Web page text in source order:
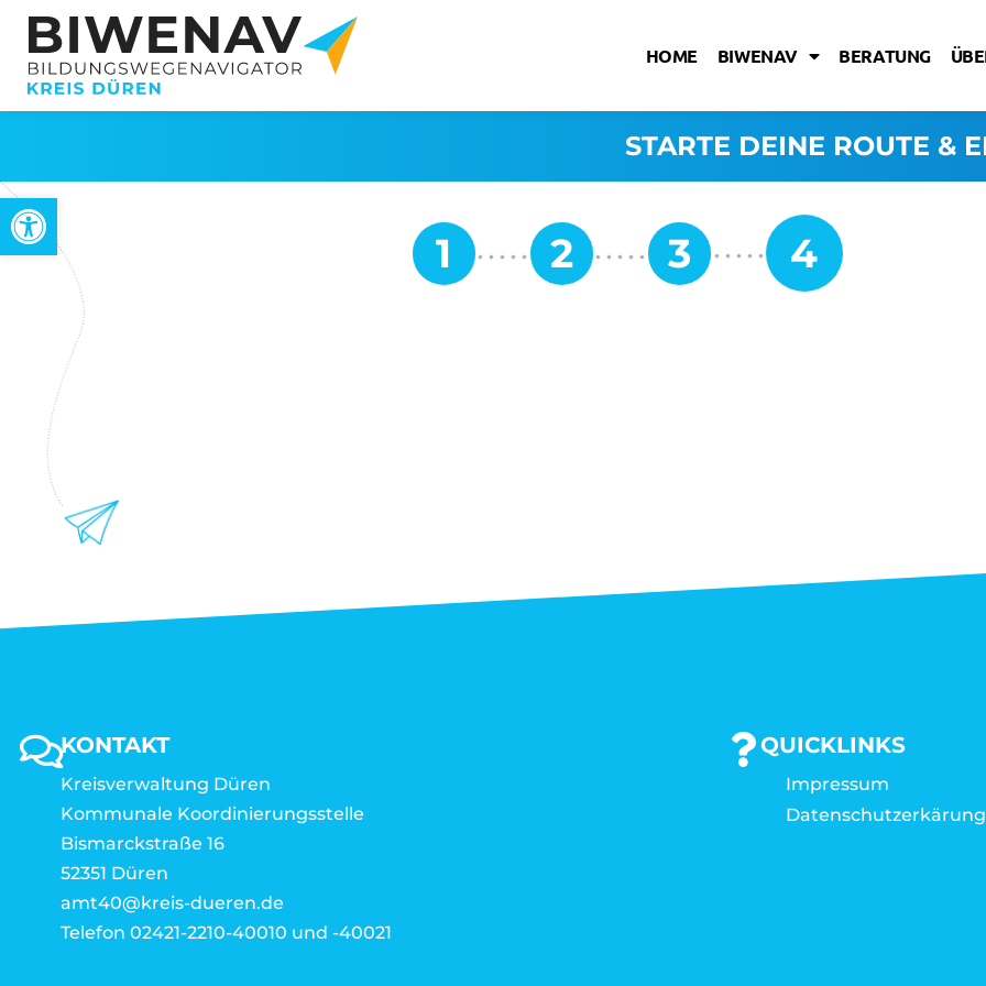
Werkzeugleiste öffnen
HOME BIWENAV BERATUNG
STARTE DEINE ROUTE &
KONTAKT
Kreisverwaltung Düren
Kommunale Koordinierungsstelle
Bismarckstraße 16
52351 Düren
amt40@kreis-dueren.de
Telefon 02421-2210-40010 und -40021
QUICKLINKS
Impressum
Datenschutzerkärung